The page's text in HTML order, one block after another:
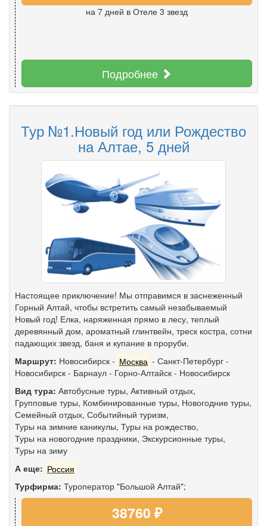
на 7 дней в Отеле 3 звезд
Подробнее
Тур №1.Новый год или Рождество
на Алтае, 5 дней
Настоящее приключение! Мы отправимся в заснеженный
Горный Алтай, чтобы встретить самый незабываемый
Новый год! Елка, наряженная прямо в лесу, теплый
деревянный дом, ароматный глинтвейн, треск костра, сотни
падающих звезд, баня и купание в проруби.
Маршрут: Новосибирск - Москва - Санкт-Петербург-
Новосибирск - Барнаул - Горно-Алтайск - Новосибирск
Вид тура: Автобусные туры, Активный отдых,
Групповые туры, Комбинированные туры, Новогодние туры,
Семейный отдых, Событийный туризм,
Туры на зимние каникулы, Туры на рождество,
Туры на новогодние праздники, Экскурсионные туры,
Туры на зиму
А еще: Россия
Турфирма: Туроператор "Большой Алтай";
38760 ₽